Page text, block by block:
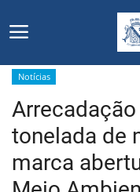
Início
Editais
Floriano
Notícias
tonelada de
marca